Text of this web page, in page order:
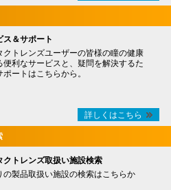
ス＆サポート
クトレンズユーザーの皆様の瞳の健康
便利なサービスと、疑問を解決するた
ポートはこちらから。
詳しくはこちら
クトレンズ取扱い施設検索
の製品取扱い施設の検索はこちらか